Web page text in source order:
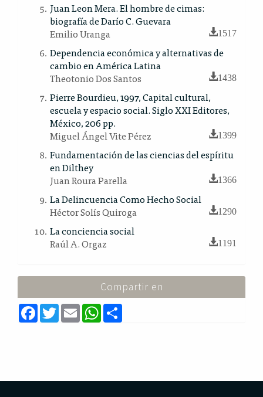
Juan Leon Mera. El hombre de cimas:
biografía de Darío C. Guevara
Emilio Uranga
1517
Dependencia económica y alternativas de
cambio en América Latina
Theotonio Dos Santos
1438
Pierre Bourdieu, 1997, Capital cultural,
escuela y espacio social. Siglo XXI Editores,
México, 206 pp.
Miguel Ángel Vite Pérez
1399
Fundamentación de las ciencias del espíritu
en Dilthey
Juan Roura Parella
1366
La Delincuencia Como Hecho Social
Héctor Solís Quiroga
1290
La conciencia social
Raúl A. Orgaz
1191
Compartir en
F
a
c
T
w
E
m
a
W
h
a